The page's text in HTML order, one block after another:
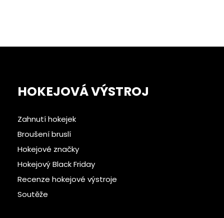
HOKEJOVÁ VÝSTROJ
Zahnutí hokejek
Broušení bruslí
Hokejové značky
Hokejový Black Friday
Recenze hokejové výstroje
Soutěže